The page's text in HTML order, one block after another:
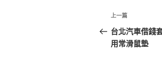
文
章
導
上
一
篇
上一篇
台北汽車借錢
用常滑鼠墊